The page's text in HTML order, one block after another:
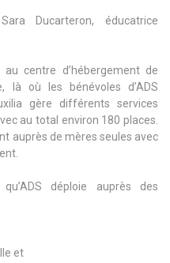
Ducarteron, éducatrice
centre d’hébergement de
là où les bénévoles d’ADS
gère différents services
au total environ 180 places.
auprès de mères seules avec
déploie auprès des
et